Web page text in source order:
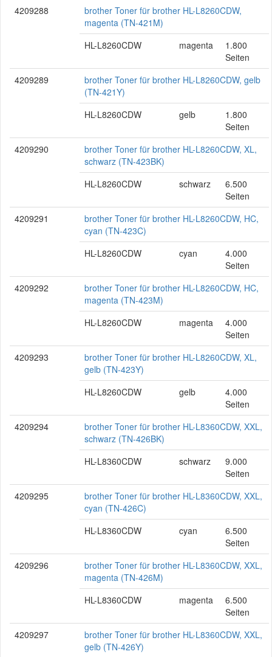
4209288
brother Toner für brother HL-L8260CDW,
magenta (TN-421M)
HL-L8260CDW
magenta
1.800
Seiten
4209289
brother Toner für brother HL-L8260CDW, gelb
(TN-421Y)
HL-L8260CDW
gelb
1.800
Seiten
4209290
brother Toner für brother HL-L8260CDW, XL,
schwarz (TN-423BK)
HL-L8260CDW
schwarz
6.500
Seiten
4209291
brother Toner für brother HL-L8260CDW, HC,
cyan (TN-423C)
HL-L8260CDW
cyan
4.000
Seiten
4209292
brother Toner für brother HL-L8260CDW, HC,
magenta (TN-423M)
HL-L8260CDW
magenta
4.000
Seiten
4209293
brother Toner für brother HL-L8260CDW, XL,
gelb (TN-423Y)
HL-L8260CDW
gelb
4.000
Seiten
4209294
brother Toner für brother HL-L8360CDW, XXL,
schwarz (TN-426BK)
HL-L8360CDW
schwarz
9.000
Seiten
4209295
brother Toner für brother HL-L8360CDW, XXL,
cyan (TN-426C)
HL-L8360CDW
cyan
6.500
Seiten
4209296
brother Toner für brother HL-L8360CDW, XXL,
magenta (TN-426M)
HL-L8360CDW
magenta
6.500
Seiten
4209297
brother Toner für brother HL-L8360CDW, XXL,
gelb (TN-426Y)